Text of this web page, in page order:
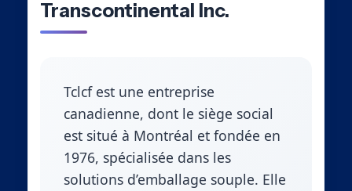
Transcontinental Inc.
Tclcf est une entreprise
canadienne, dont le siège social
est situé à Montréal et fondée en
1976, spécialisée dans les
solutions d’emballage souple. Elle